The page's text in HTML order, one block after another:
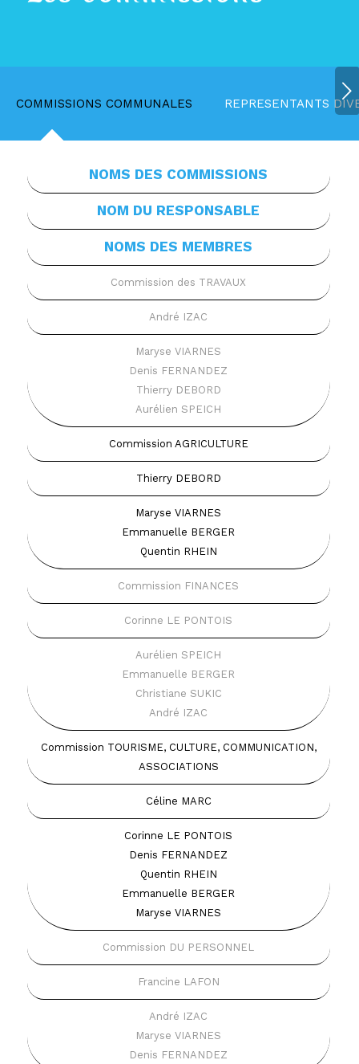
COMMISSIONS COMMUNALES REPRESENTANTS
NOMS DES COMMISSIONS
NOM DU RESPONSABLE
NOMS DES MEMBRES
Commission des TRAVAUX
André IZAC
Maryse VIARNES
Denis FERNANDEZ
Thierry DEBORD
Aurélien SPEICH
Commission AGRICULTURE
Thierry DEBORD
Maryse VIARNES
Emmanuelle BERGER
Quentin RHEIN
Commission FINANCES
Corinne LE PONTOIS
Aurélien SPEICH
Emmanuelle BERGER
Christiane SUKIC
André IZAC
Commission TOURISME, CULTURE, COMMUNICATION,
ASSOCIATIONS
Céline MARC
Corinne LE PONTOIS
Denis FERNANDEZ
Quentin RHEIN
Emmanuelle BERGER
Maryse VIARNES
Commission DU PERSONNEL
Francine LAFON
André IZAC
Maryse VIARNES
Denis FERNANDEZ